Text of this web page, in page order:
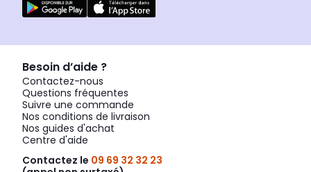
Besoin d’aide ?
Contactez-nous
Questions fréquentes
Suivre une commande
Nos conditions de livraison
Nos guides d'achat
Centre d'aide
Contactez le 09 69 32 32 23